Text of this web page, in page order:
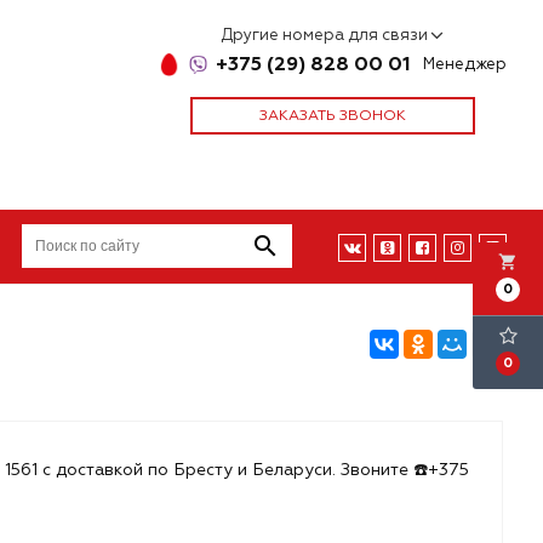
Другие номера для связи
+375 (29) 828 00 01 Менеджер
ЗАКАЗАТЬ ЗВОНОК
local_grocery_store
0
0
с доставкой по Бресту и Беларуси. Звоните ☎️+375